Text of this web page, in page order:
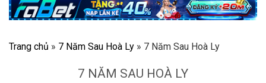
Trang chủ » 7 Năm Sau Hoà Ly » 7 Năm Sau Hoà Ly
7 NĂM SAU HOÀ LY